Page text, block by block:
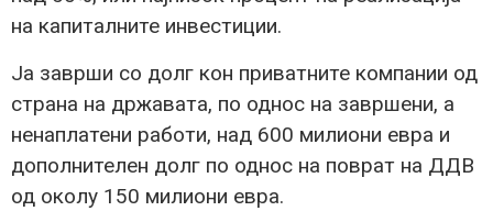
на капиталните инвестиции.
Ја заврши со долг кон приватните компании од
страна на државата, по однос на завршени, а
ненаплатени работи, над 600 милиони евра и
дополнителен долг по однос на поврат на ДДВ
од околу 150 милиони евра.